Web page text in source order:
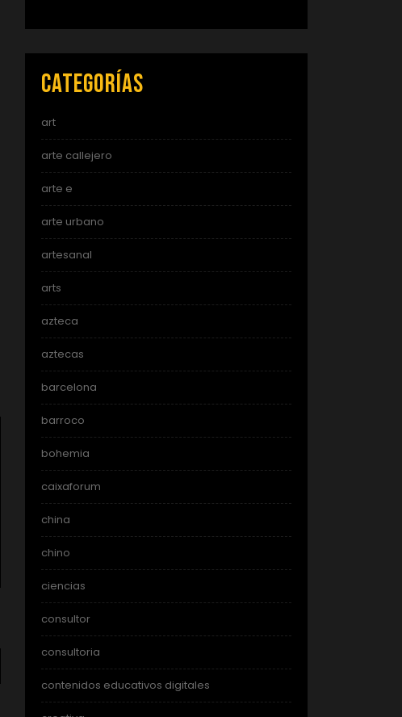
Categorías
art
arte callejero
arte e
arte urbano
artesanal
arts
azteca
aztecas
barcelona
barroco
bohemia
caixaforum
china
chino
ciencias
consultor
consultoria
contenidos educativos digitales